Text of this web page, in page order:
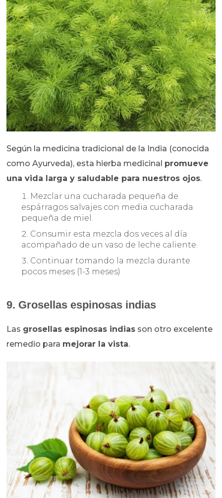
Según la medicina tradicional de la India (conocida
como Ayurveda), esta hierba medicinal promueve
una vida larga y saludable para nuestros ojos.
Mezclar una cucharada pequeña de
espárragos salvajes con media cucharada
pequeña de miel.
Consumir esta mezcla dos veces al día
acompañado de un vaso de leche caliente.
Continuar tomando la mezcla durante
pocos meses (1-3 meses)
9. Grosellas espinosas indias
Las grosellas espinosas indias son otro excelente
remedio para mejorar la vista.